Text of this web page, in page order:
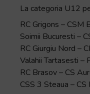
La categoria U12
RC Grigons – CSM
Soimii Bucuresti –
RC Giurgiu Nord –
Valahii Tartasesti –
RC Brasov – CS
CSS 3 Steaua – CS